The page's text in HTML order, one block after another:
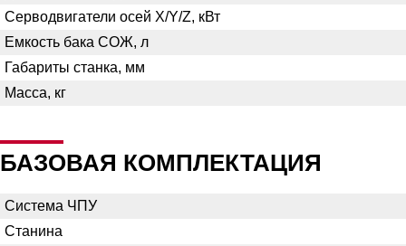
Серводвигатели осей X/Y/Z, кВт
Емкость бака СОЖ, л
Габариты станка, мм
Масса, кг
БАЗОВАЯ КОМПЛЕКТАЦИЯ
Система ЧПУ
Станина